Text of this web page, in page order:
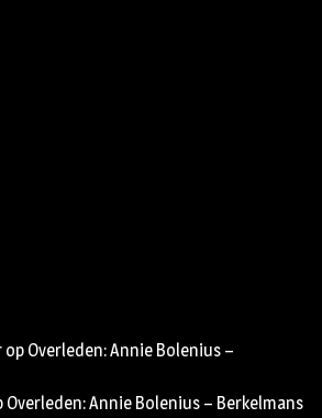
op Overleden: Annie Bolenius –
Overleden: Annie Bolenius – Berkelmans